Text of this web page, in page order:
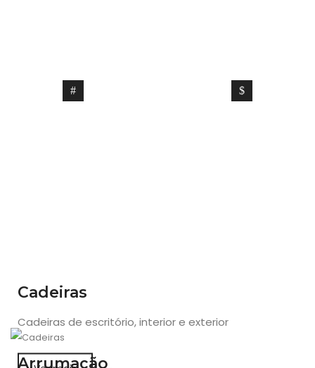
Cadeiras
Cadeiras de escritório, interior e exterior
Arrumação